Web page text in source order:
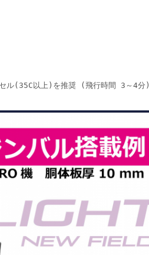
(35C以上)を推奨 (飛行時間 3～4分)